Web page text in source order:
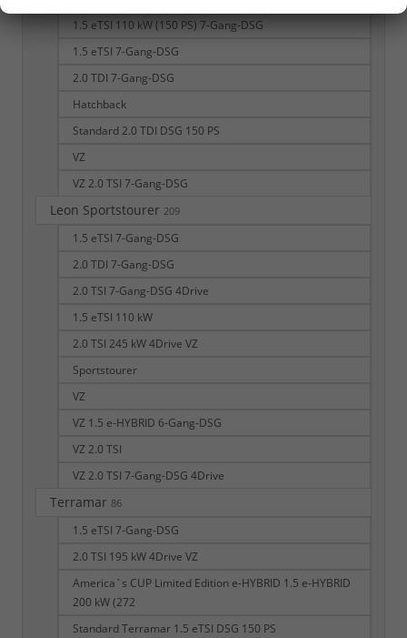
1.5 eTSI 110 kW (150 PS) 7-Gang-DSG
1.5 eTSI 7-Gang-DSG
2.0 TDI 7-Gang-DSG
Hatchback
Standard 2.0 TDI DSG 150 PS
VZ
VZ 2.0 TSI 7-Gang-DSG
Leon Sportstourer 209
1.5 eTSI 7-Gang-DSG
2.0 TDI 7-Gang-DSG
2.0 TSI 7-Gang-DSG 4Drive
1.5 eTSI 110 kW
2.0 TSI 245 kW 4Drive VZ
Sportstourer
VZ
VZ 1.5 e-HYBRID 6-Gang-DSG
VZ 2.0 TSI
VZ 2.0 TSI 7-Gang-DSG 4Drive
Terramar 86
1.5 eTSI 7-Gang-DSG
2.0 TSI 195 kW 4Drive VZ
America`s CUP Limited Edition e-HYBRID 1.5 e-HYBRID
200 kW (272
Standard Terramar 1.5 eTSI DSG 150 PS